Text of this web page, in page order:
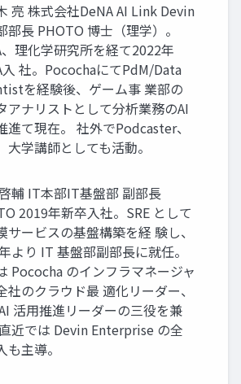
亮 株式会社DeNA AI Link Devin
部長 PHOTO 博士（理学）。
、理化学研究所を経て2022年
入 社。PocochaにてPdM/Data
を経験後、ゲーム事 業部の
アナリストとして分析業務のAI
進て現在。 社外でPodcaster、
大学講師としても活動。
輔 IT本部IT基盤部 副部長
2019年新卒入社。SRE として
サービスの基盤構築を経 験し、
より IT 基盤部副部長に就任。
Pococha のインフラマネージャ
社のクラウド最 適化リーダー、
活用推進リーダーの三役を兼
近では Devin Enterprise の全
も主導。